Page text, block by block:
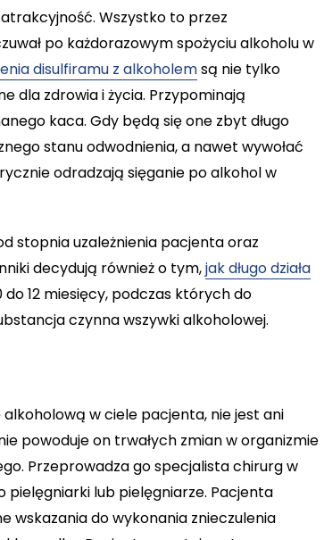
Wszystko to przez
po każdorazowym spożyciu alkoholu w
disulfiramu z alkoholemsą nie tylko
dla zdrowia i życia. Przypominają
kaca. Gdy będą się one zbyt długo
stanu odwodnienia, a nawet wywołać
odradzają sięganie po alkohol w
stopnia uzależnienia pacjenta oraz
decydują również o tym,jak długo działa
12 miesięcy, podczas których do
czynna wszywki alkoholowej.
w ciele pacjenta, nie jest ani
powoduje on trwałych zmian w organizmie
Przeprowadza go specjalista chirurg w
pielęgniarki lub pielęgniarze. Pacjenta
wskazania do wykonania znieczulenia